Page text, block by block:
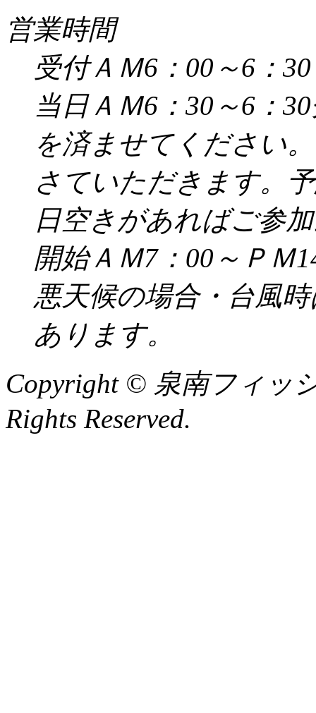
営業時間
受付ＡＭ6：00～6：30
当日ＡＭ6：30～6：
を済ませてください
さていただきます。
日空きがあればご参
開始ＡＭ7：00～ＰＭ
悪天候の場合・台風
あります。
Copyright © 泉南フィッ
Rights Reserved.